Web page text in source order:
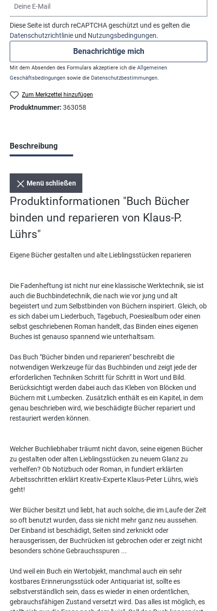
Diese Seite ist durch reCAPTCHA geschützt und es gelten die
Datenschutzrichtlinie und Nutzungsbedingungen.
Benachrichtige mich
Mit dem Absenden des Formulars akzeptiere ich die Allgemeinen
Geschäftsbedingungen sowie die Datenschutzbestimmungen.
Zum Merkzettel hinzufügen
Produktnummer: 363058
Beschreibung
Menü schließen
Produktinformationen "Buch Bücher
binden und reparieren von Klaus-P.
Lührs"
Eigene Bücher gestalten und alte Lieblingsstücken reparieren
Die Fadenheftung ist nicht nur eine klassische Werktechnik, sie ist
auch die Buchbindetechnik, die nach wie vor jung und alt
begeistert und zum Selbstbinden von Büchern inspiriert. Gleich, ob
es sich dabei um Liederbuch, Tagebuch, Poesiealbum oder einen
selbst geschriebenen Roman handelt, das Binden eines eigenen
Buches ist genauso spannend wie unterhaltsam.
Das Buch "Bücher binden und reparieren" beschreibt die
notwendigen Werkzeuge für das Buchbinden und zeigt jede der
erforderlichen Techniken Schritt für Schritt in Wort und Bild.
Berücksichtigt werden dabei auch das Kleben von Blöcken und
Büchern mit Lumbecken. Zusätzlich enthält es ein Kapitel, in dem
genau beschrieben wird, wie beschädigte Bücher repariert und
restauriert werden können.
Welcher Buchliebhaber träumt nicht davon, seine eigenen Bücher
zu gestalten oder alten Lieblingsstücken zu neuem Glanz zu
verhelfen? Ob Notizbuch oder Roman, in fundiert erklärten
Arbeitsschritten erklärt Kreativ-Experte Klaus-Peter Lührs, wie's
geht!
Wer Bücher besitzt und liebt, hat auch solche, die im Laufe der Zeit
so oft benutzt wurden, dass sie nicht mehr ganz neu aussehen.
Der Einband ist beschädigt, Seiten sind zerknickt oder
herausgerissen, der Buchrücken ist gebrochen oder er zeigt nicht
besonders schöne Gebrauchsspuren ...
Und weil ein Buch ein Wertobjekt, manchmal auch ein sehr
kostbares Erinnerungsstück oder Antiquariat ist, sollte es
selbstverständlich sein, dass es wieder in einen ordentlichen,
gebrauchsfähigen Zustand versetzt wird. Das alles ist möglich, es